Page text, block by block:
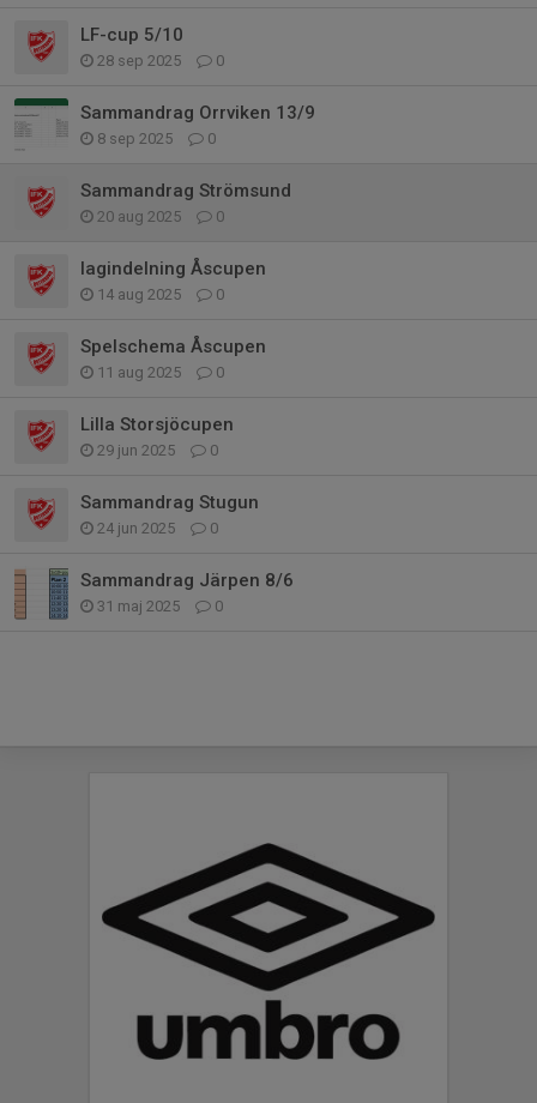
LF-cup 5/10
28 sep 2025 0
Sammandrag Orrviken 13/9
8 sep 2025 0
Sammandrag Strömsund
20 aug 2025 0
lagindelning Åscupen
14 aug 2025 0
Spelschema Åscupen
11 aug 2025 0
Lilla Storsjöcupen
29 jun 2025 0
Sammandrag Stugun
24 jun 2025 0
Sammandrag Järpen 8/6
31 maj 2025 0